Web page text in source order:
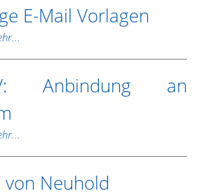
E-Mail Vorlagen
Anbindung an
Neuhold